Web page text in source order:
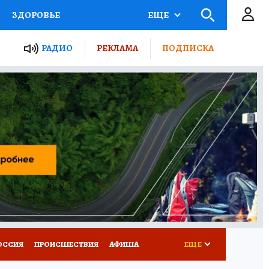
ЗДОРОВЬЕ
РОССИИ
ПУТЕВОДИТЕЛЬ
ТУРИЗМ
ПОТРЕБИТЕЛЯ ВСЕ О КП
ЕЩЕ
РАДИО РЕКЛАМА ПОДПИСКА
ПРОИСШЕСТВИЯ АФИША ЕЩЕ